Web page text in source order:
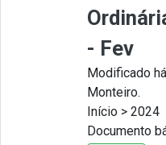
- Fev
Modificado
Monteiro.
Início > 2024
Documento